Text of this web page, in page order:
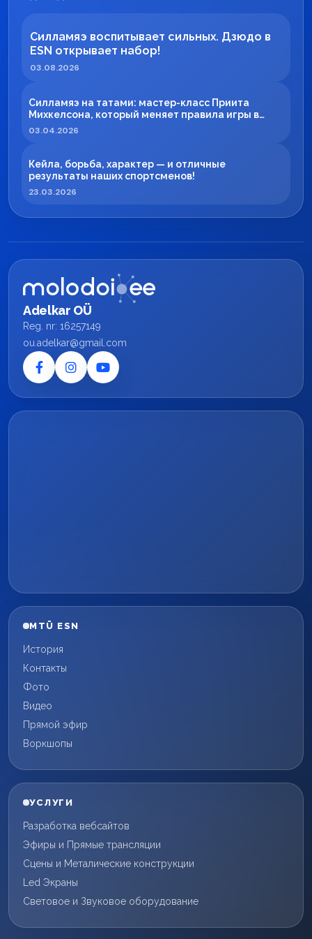
Силламяэ воспитывает сильных. Дзюдо в
ESN открывает набор!
03.08.2026
Силламяэ на татами: мастер-класс Приита
Михкелсона, который меняет правила игры в
регионе
03.04.2026
Кейла, борьба, характер — и отличные
результаты наших спортсменов!
23.03.2026
Adelkar OÜ
Reg. nr: 16257149
ou.adelkar@gmail.com
MTÜ ESN
История
Контакты
Фото
Видео
Прямой эфир
Воркшопы
УСЛУГИ
Разработка вебсайтов
Эфиры и Прямые трансляции
Сцены и Металические конструкции
Led Экраны
Световое и Звуковое оборудование